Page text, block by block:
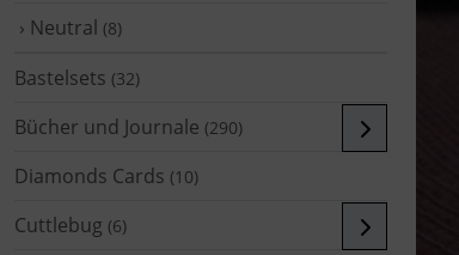
› Neutral (8)
Bastelsets (32)
Bücher und Journale (290)
Diamonds Cards (10)
Cuttlebug (6)